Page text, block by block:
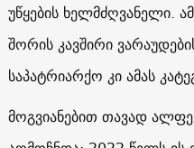
უწყების ხელმძღვანელი.
შორის კავშირი
საპატრიარქო კი ამას
მოგვიანებით თავად